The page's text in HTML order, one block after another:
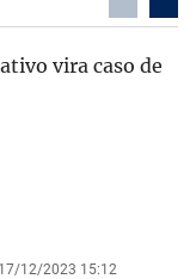
vira caso de
12/2023 15:12